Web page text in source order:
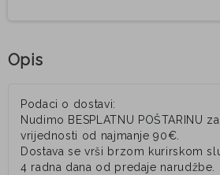
Opis
Podaci o dostavi:
Nudimo BESPLATNU POŠTARINU
vrijednosti od najmanje 90€.
Dostava se vrši brzom kurirskom
4 radna dana od predaje narudžbe.